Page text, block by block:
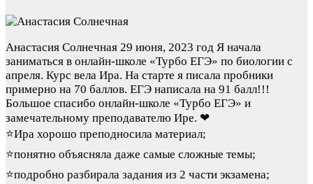
Анастасия Солнечная 29 июня, 2023 год Я начала
заниматься в онлайн-школе «Турбо ЕГЭ» по биологии с
апреля. Курс вела Ира. На старте я писала пробники
примерно на 70 баллов. ЕГЭ написала на 91 балл!!!
Большое спасибо онлайн-школе «Турбо ЕГЭ» и
замечательному преподавателю Ире. ❤
⭐Ира хорошо преподносила материал;
⭐понятно объясняла даже самые сложные темы;
⭐подробно разбирала задания из 2 части экзамена;